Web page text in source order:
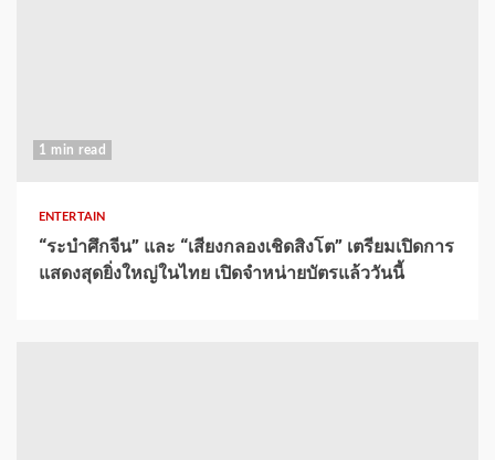
1 min read
ENTERTAIN
“ระบำศึกจีน” และ “เสียงกลองเชิดสิงโต” เตรียมเปิดการ
แสดงสุดยิ่งใหญ่ในไทย เปิดจำหน่ายบัตรแล้ววันนี้